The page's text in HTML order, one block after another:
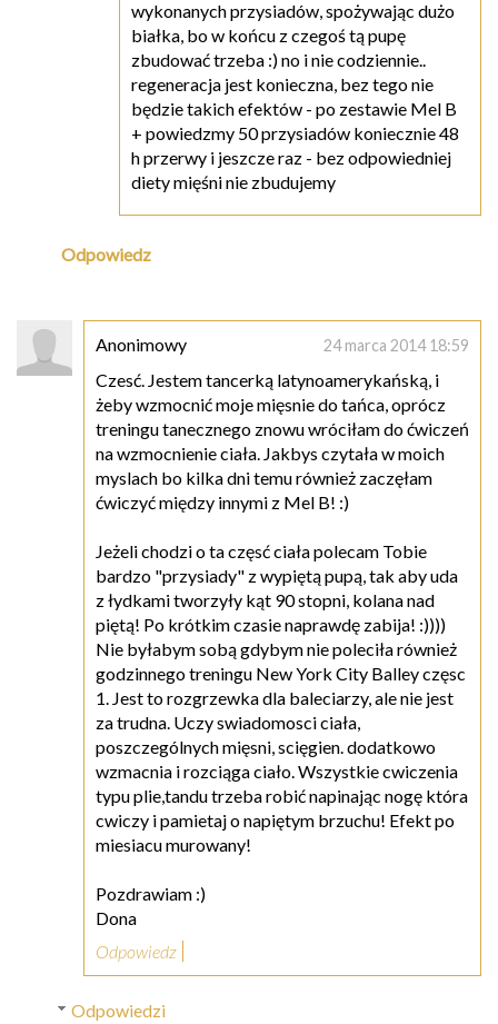
wykonanych przysiadów, spożywając dużo
białka, bo w końcu z czegoś tą pupę
zbudować trzeba :) no i nie codziennie..
regeneracja jest konieczna, bez tego nie
będzie takich efektów - po zestawie Mel B
+ powiedzmy 50 przysiadów koniecznie 48
h przerwy i jeszcze raz - bez odpowiedniej
diety mięśni nie zbudujemy
Odpowiedz
Anonimowy 24 marca 2014 18:59
Czesć. Jestem tancerką latynoamerykańską, i
żeby wzmocnić moje mięsnie do tańca, oprócz
treningu tanecznego znowu wróciłam do ćwiczeń
na wzmocnienie ciała. Jakbys czytała w moich
myslach bo kilka dni temu również zaczęłam
ćwiczyć między innymi z Mel B! :)
Jeżeli chodzi o ta częsć ciała polecam Tobie
bardzo "przysiady" z wypiętą pupą, tak aby uda
z łydkami tworzyły kąt 90 stopni, kolana nad
piętą! Po krótkim czasie naprawdę zabija! :))))
Nie byłabym sobą gdybym nie poleciła również
godzinnego treningu New York City Balley częsc
1. Jest to rozgrzewka dla baleciarzy, ale nie jest
za trudna. Uczy swiadomosci ciała,
poszczególnych mięsni, scięgien. dodatkowo
wzmacnia i rozciąga ciało. Wszystkie cwiczenia
typu plie,tandu trzeba robić napinając nogę która
cwiczy i pamietaj o napiętym brzuchu! Efekt po
miesiacu murowany!
Pozdrawiam :)
Dona
Odpowiedz
Odpowiedzi